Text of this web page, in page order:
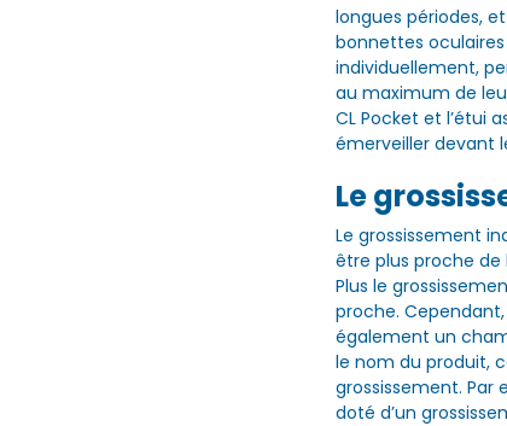
longues périodes,
bonnettes
individuellement,
au maximum de
CL Pocket et l’étui
émerveiller devant
Le
Le grossissement
être plus proche de
Plus le
proche.
également un
le nom du produit,
grossissement. Par
doté d’un